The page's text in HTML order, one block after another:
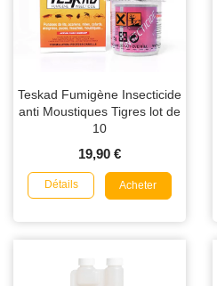
Teskad Fumigène Insecticide
anti Moustiques Tigres lot de
10
19,90 €
Détails Acheter